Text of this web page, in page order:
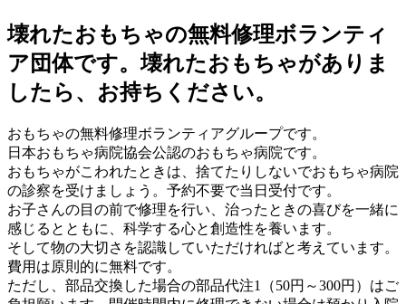
壊れたおもちゃの無料修理ボランティ
ア団体です。壊れたおもちゃがありま
したら、お持ちください。
おもちゃの無料修理ボランティアグループです。
日本おもちゃ病院協会公認のおもちゃ病院です。
おもちゃがこわれたときは、捨てたりしないでおもちゃ病院
の診察を受けましょう。予約不要で当日受付です。
お子さんの目の前で修理を行い、治ったときの喜びを一緒に
感じるとともに、科学する心と創造性を養います。
そして物の大切さを認識していただければと考えています。
費用は原則的に無料です。
ただし、部品交換した場合の部品代注1（50円～300円）はご